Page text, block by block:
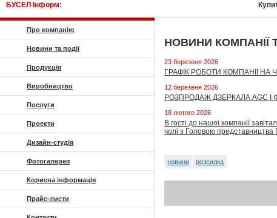
БУСЕЛ Інформ:
Про компанію
Новини та події
Продукція
Виробництво
Послуги
Проекти
Дизайн-студія
Фотогалерея
Корисна інформація
Прайс-листи
НОВИНИ КОМПАНІЇ
23 березеня 2026
ГРАФІК РОБОТИ КОМПАНІЇ НА
12 березеня 2026
РОЗПРОДАЖ ДЗЕРКАЛА AGC І
18 лютого 2026
В гості до нашої компанії
чолі з Головою
новини розсилка